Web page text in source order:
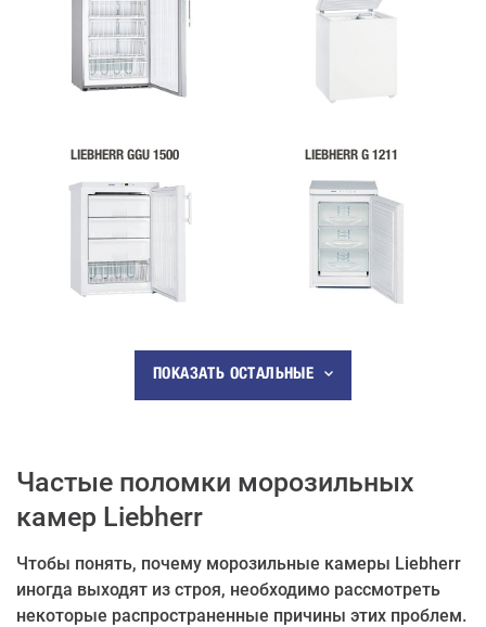
LIEBHERR GGU 1500 LIEBHERR G 1211
ПОКАЗАТЬ ОСТАЛЬНЫЕ
Частые поломки морозильных
камер Liebherr
Чтобы понять, почему морозильные камеры Liebherr
иногда выходят из строя, необходимо рассмотреть
некоторые распространенные причины этих проблем.